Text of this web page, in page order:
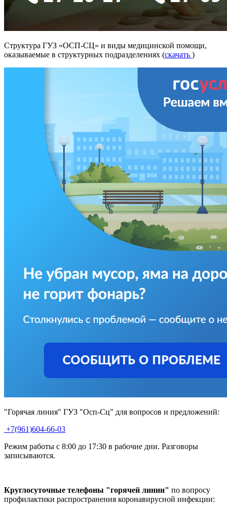
Структура ГУЗ «ОСП-СЦ» и виды медицинской помощи,
оказываемые в структурных подразделениях (скачать )
"Горячая линия" ГУЗ "Осп-Сц" для вопросов и предложений:
+7(961)604-66-03
Режим работы с 8:00 до 17:30 в рабочие дни. Разговоры
записываются.
Круглосуточные телефоны "горячей линии" по вопросу
профилактики распространения коронавирусной инфекции: